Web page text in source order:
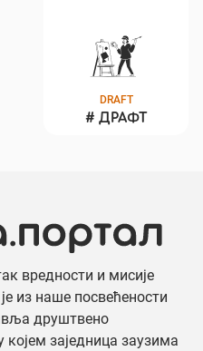
DRAFT
# ДРАФТ
вредности и мисије
из наше посвећености
друштвено
којем заједница заузима